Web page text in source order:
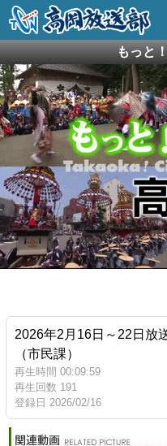
もっと
2026年2月16日～22日放
（市民課）
再生時間 00:09:59
再生回数 191
登録日 2026/02/16